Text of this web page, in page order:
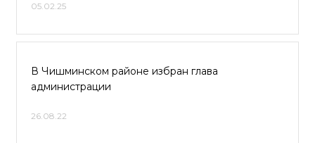
05.02.25
В Чишминском районе избран глава
администрации
26.08.22